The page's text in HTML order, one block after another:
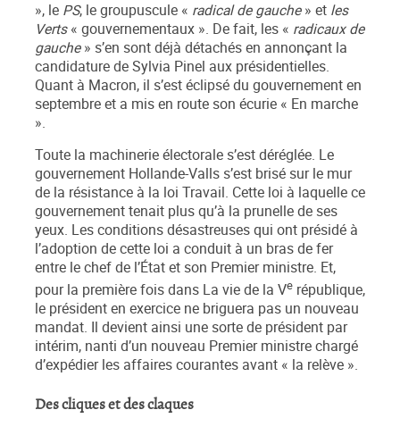
», le PS, le groupuscule « radical de gauche» et les
Verts« gouvernementaux ». De fait, les « radicaux de
gauche» s’en sont déjà détachés en annonçant la
candidature de Sylvia Pinel aux présidentielles.
Quant à Macron, il s’est éclipsé du gouvernement en
septembre et a mis en route son écurie « En marche
».
Toute la machinerie électorale s’est déréglée. Le
gouvernement Hollande-Valls s’est brisé sur le mur
de la résistance à la loi Travail. Cette loi à laquelle ce
gouvernement tenait plus qu’à la prunelle de ses
yeux. Les conditions désastreuses qui ont présidé à
l’adoption de cette loi a conduit à un bras de fer
entre le chef de l’État et son Premier ministre. Et,
pour la première fois dans La vie de la Ve république,
le président en exercice ne briguera pas un nouveau
mandat. Il devient ainsi une sorte de président par
intérim, nanti d’un nouveau Premier ministre chargé
d’expédier les affaires courantes avant « la relève ».
Des cliques et des claques